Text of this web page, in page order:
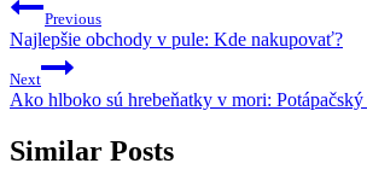
Previous
Najlepšie obchody v pule: Kde nakupovať?
Next
Ako hlboko sú hrebeňatky v mori: Potápačský
Similar Posts